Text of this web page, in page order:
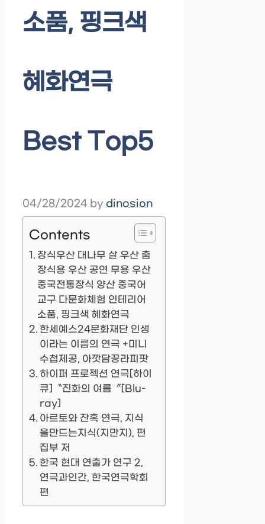
소품, 핑크색
혜화연극
Best Top5
04/28/2024 by dinosion
Contents
장식우산 대나무 살 우산 춤
장식용 우산 공연 무용 우산
중국전통장식 양산 중국어
교구 다문화체험 인테리어
소품, 핑크색 혜화연극
한세예스24문화재단 인생
이라는 이름의 연극 +미니
수첩제공, 아깟담끙라피팟
하이퍼 프로젝션 연극[하이
큐]〝진화의 여름〞[Blu-
ray]
아르토와 잔혹 연극, 지식
을만드는지식(지만지), 편
집부 저
한국 현대 연출가 연구 2,
연극과인간, 한국연극학회
편